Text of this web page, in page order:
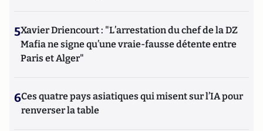
5Xavier Driencourt : "L’arrestation du chef de la DZ
Mafia ne signe qu’une vraie-fausse détente entre
Paris et Alger"
6Ces quatre pays asiatiques qui misent sur l’IA pour
renverser la table